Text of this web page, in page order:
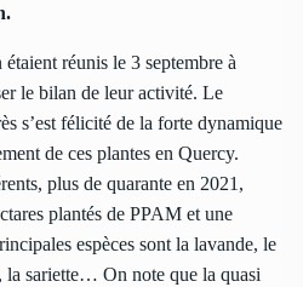
réunis le 3 septembre à
le bilan de leur activité. Le
s’est félicité de la forte dynamique
de ces plantes en Quercy.
plus de quarante en 2021,
plantés de PPAM et une
espèces sont la lavande, le
sariette… On note que la quasi